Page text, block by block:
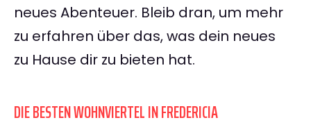
neues Abenteuer. Bleib dran, um mehr
zu erfahren über das, was dein neues
zu Hause dir zu bieten hat.
DIE BESTEN WOHNVIERTEL IN FREDERICIA